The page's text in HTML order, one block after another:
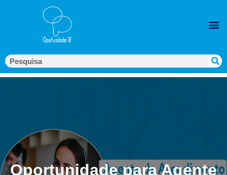
Oportunidade para Agente